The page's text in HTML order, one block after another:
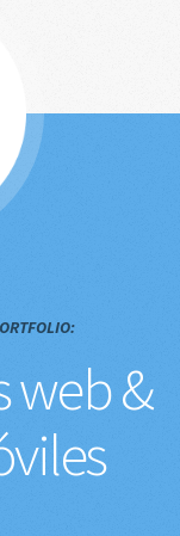
web &